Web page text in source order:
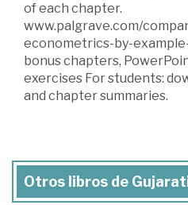
of each chapter.
www.palgrave.com/
econometrics-by-
bonus chapters,
exercises For students:
and chapter summaries.
Otros libros de